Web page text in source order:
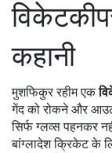
कहानी
मुशफिकुर रहीम एक
गेंद को रोकने और
सिर्फ ग्लव्स पहनकर
बांग्लादेश क्रिकेट के